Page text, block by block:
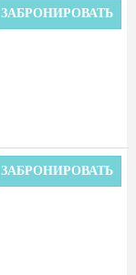
ЗАБРОНИРОВАТЬ
ЗАБРОНИРОВАТЬ